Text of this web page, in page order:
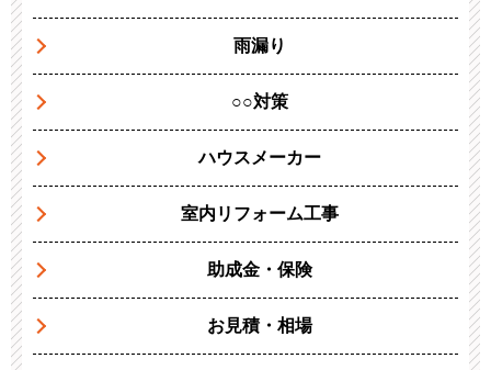
雨漏り
○○対策
ハウスメーカー
室内リフォーム工事
助成金・保険
お見積・相場